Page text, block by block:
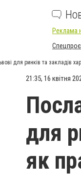
Реклама
для ринків та закладів
21:35, 16 квітня
для
як